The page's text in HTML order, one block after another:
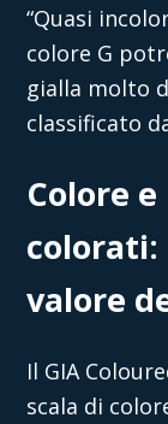
“Quasi
colore G
gialla molto
classificato
Colore
colorati:
valore
Il GIA
scala di